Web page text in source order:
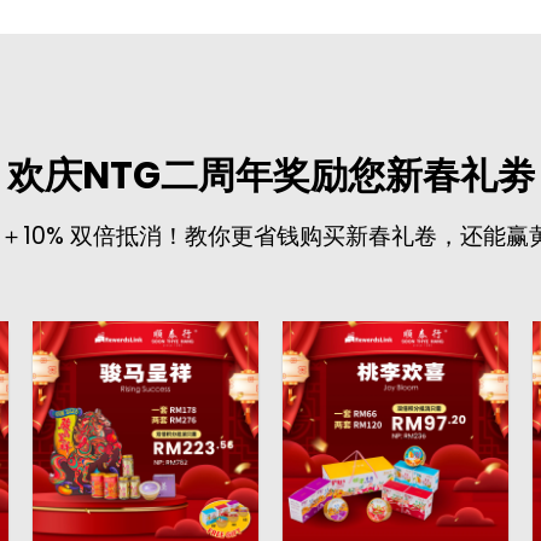
欢庆NTG二周年奖励您新春礼劵
10% 双倍抵消！教你更省钱购买新春礼卷，还能赢